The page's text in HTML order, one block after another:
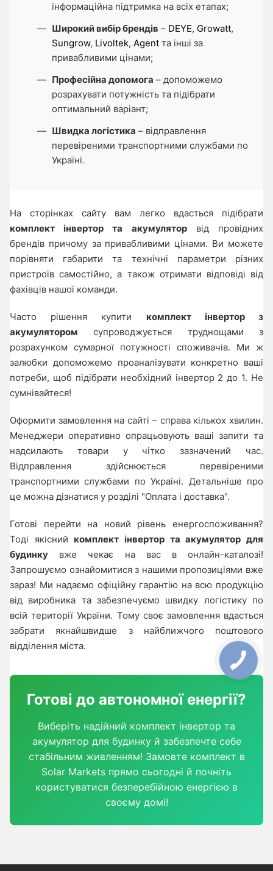
інформаційна підтримка на всіх етапах;
Широкий вибір брендів – DEYE, Growatt,
Sungrow, Livoltek, Agent та інші за
привабливими цінами;
Професійна допомога – допоможемо
розрахувати потужність та підібрати
оптимальний варіант;
Швидка логістика – відправлення
перевіреними транспортними службами по
Україні.
На сторінках сайту вам легко вдасться підібрати
комплект інвертор та акумуляторвід провідних
брендів причому за привабливими цінами. Ви можете
порівняти габарити та технічні параметри різних
пристроїв самостійно, а також отримати відповіді від
фахівців нашої команди.
Часто рішення купити комплект інвертор з
акумулятором супроводжується труднощами з
розрахунком сумарної потужності споживачів. Ми ж
залюбки допоможемо проаналізувати конкретно ваші
потреби, щоб підібрати необхідний інвертор 2 до 1. Не
сумнівайтеся!
Оформити замовлення на сайті – справа кількох хвилин.
Менеджери оперативно опрацьовують ваші запити та
надсилають товари у чітко зазначений час.
Відправлення здійснюється перевіреними
транспортними службами по Україні. Детальніше про
це можна дізнатися у розділі "Оплата і доставка".
Готові перейти на новий рівень енергоспоживання?
Тоді якісний комплект інвертор та акумулятор для
будинку вже чекає на вас в онлайн-каталозі!
Запрошуємо ознайомитися з нашими пропозиціями вже
зараз! Ми надаємо офіційну гарантію на всю продукцію
від виробника та забезпечуємо швидку логістику по
всій території України. Тому своє замовлення вдасться
забрати якнайшвидше з найближчого поштового
відділення міста.
Готові до автономної енергії?
Виберіть надійний комплект інвертор та
акумулятор для будинку й забезпечте себе
стабільним живленням! Замовте комплект в
Solar Markets прямо сьогодні й почніть
користуватися безперебійною енергією в
своєму домі!